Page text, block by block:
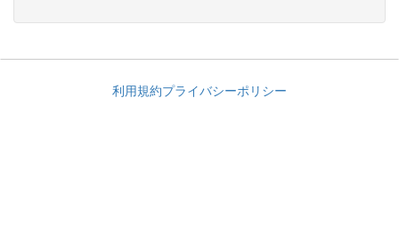
利用規約プライバシーポリシー